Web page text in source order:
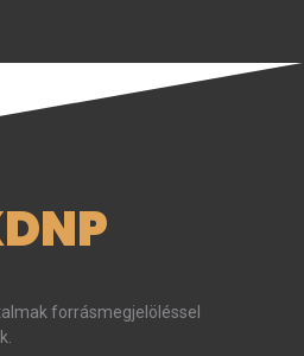
forrásmegjelöléssel